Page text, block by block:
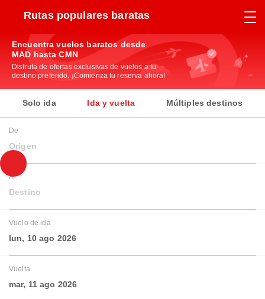
Rutas populares baratas
Encuentra vuelos baratos desde
MAD hasta CMN
Disfruta de ofertas exclusivas de vuelos a tu
destino preferido. ¡Comienza tu reserva ahora!
Solo ida Ida y vuelta Múltiples destinos
De
Origen
A
Destino
Vuelo de ida
lun, 10 ago 2026
Vuelta
mar, 11 ago 2026